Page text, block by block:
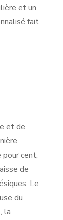
et un
fait
et de
cent,
de
Le
du
la